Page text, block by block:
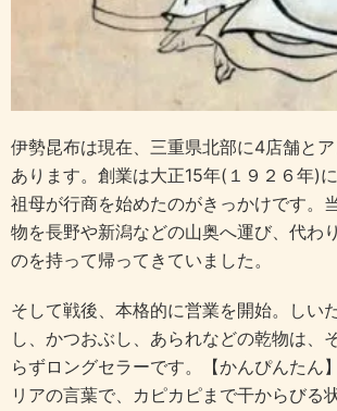
伊勢昆布は現在、三重県北部に4店舗と
あります。創業は大正15年(１９２６年)
祖母が行商を始めたのがきっかけです。
物を長野や新潟などの山奥へ運び、代わ
のを持って帰ってきていました。
そして戦後、本格的に営業を開始。しい
し、かつおぶし、あられなどの乾物は、
らずロングセラーです。【かんぴんたん
リアの言葉で、カピカピまで干からびる